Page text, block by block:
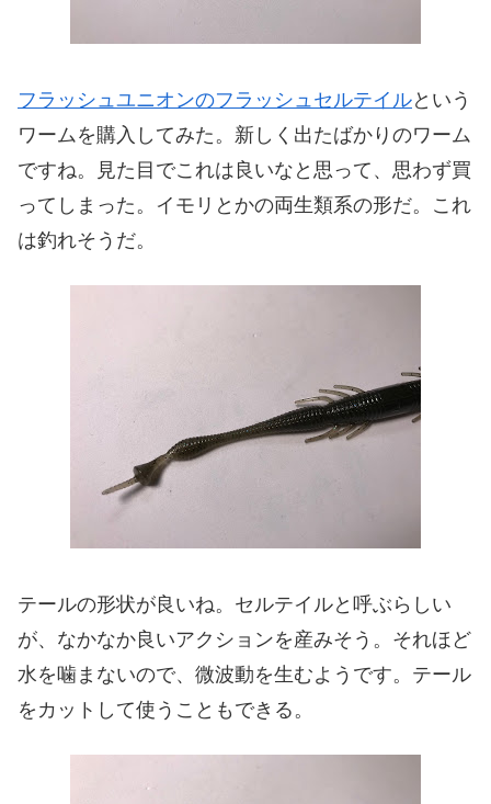
フラッシュユニオンのフラッシュセルテイルという
ワームを購入してみた。新しく出たばかりのワーム
ですね。見た目でこれは良いなと思って、思わず買
ってしまった。イモリとかの両生類系の形だ。これ
は釣れそうだ。
テールの形状が良いね。セルテイルと呼ぶらしい
が、なかなか良いアクションを産みそう。それほど
水を噛まないので、微波動を生むようです。テール
をカットして使うこともできる。